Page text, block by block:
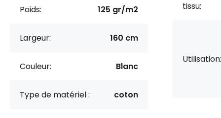
Poids: 125 gr/m2
Largeur: 160 cm
Couleur: Blanc
Type de matériel : coton
tissu:
Utilisation: